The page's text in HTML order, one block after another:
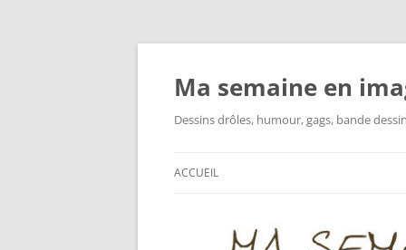
Ma semaine en
Dessins drôles, humour, gags, bande
ACCUEIL